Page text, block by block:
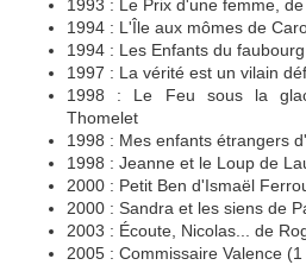
1993 : Le Prix d'une femme,
1994 : L'Île aux mômes de
1994 : Les Enfants du
1997 : La vérité est un vilain
1998 : Le Feu sous la
Thomelet
1998 : Mes enfants étrangers
1998 : Jeanne et le Loup de
2000 : Petit Ben d'Ismaël
2000 : Sandra et les siens de
2003 : Écoute, Nicolas... de
2005 : Commissaire Valence